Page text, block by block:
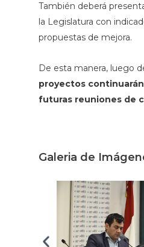
También deberá
la Legislatura con
propuestas de mejora.
De esta manera, luego
proyectos
futuras reuniones de
Galeria de